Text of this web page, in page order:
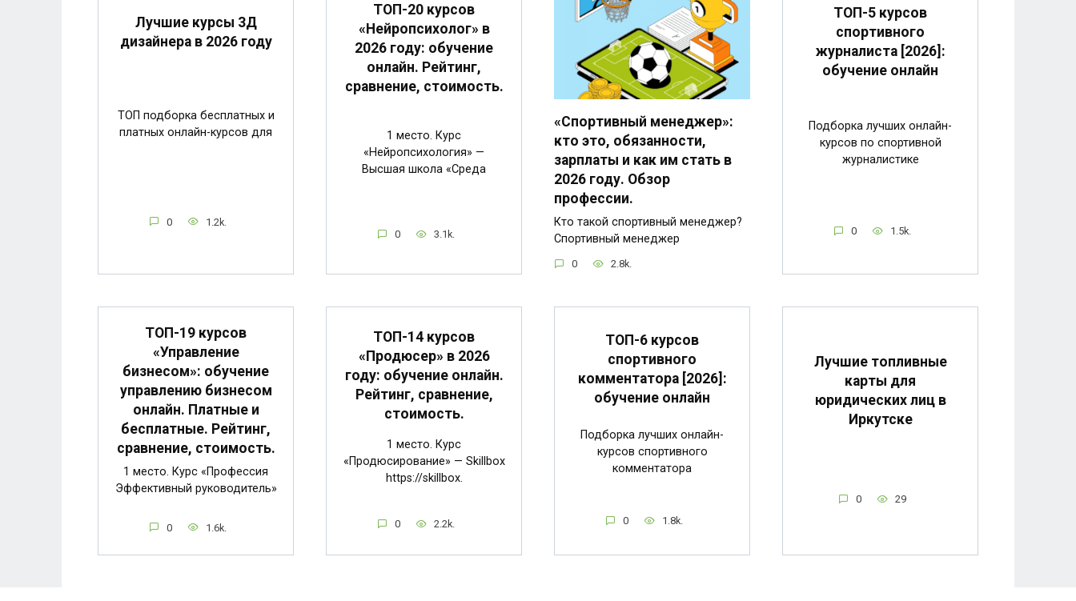
Лучшие курсы 3Д
дизайнера в 2026 году
ТОП подборка бесплатных и
платных онлайн-курсов для
0 1.2k.
ТОП-20 курсов
«Нейропсихолог» в
2026 году: обучение
онлайн. Рейтинг,
сравнение, стоимость.
1 место. Курс
«Нейропсихология» —
Высшая школа «Среда
0 3.1k.
«Спортивный менеджер»:
кто это, обязанности,
зарплаты и как им стать в
2026 году. Обзор
профессии.
Кто такой спортивный менеджер?
Спортивный менеджер
0 2.8k.
ТОП-5 курсов
спортивного
журналиста [2026]:
обучение онлайн
Подборка лучших онлайн-
курсов по спортивной
журналистике
0 1.5k.
ТОП-19 курсов
«Управление
бизнесом»: обучение
управлению бизнесом
онлайн. Платные и
бесплатные. Рейтинг,
сравнение, стоимость.
1 место. Курс «Профессия
Эффективный руководитель»
0 1.6k.
ТОП-14 курсов
«Продюсер» в 2026
году: обучение онлайн.
Рейтинг, сравнение,
стоимость.
1 место. Курс
«Продюсирование» — Skillbox
https://skillbox.
0 2.2k.
ТОП-6 курсов
спортивного
комментатора [2026]:
обучение онлайн
Подборка лучших онлайн-
курсов спортивного
комментатора
0 1.8k.
Лучшие топливные
карты для
юридических лиц в
Иркутске
0 29